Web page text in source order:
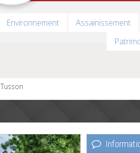
Environnement Assainissement
Tusson